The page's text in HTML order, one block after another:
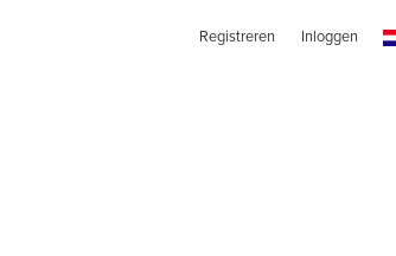
Registreren Inloggen